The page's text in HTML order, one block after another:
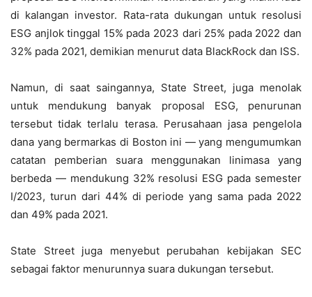
di kalangan investor. Rata-rata dukungan untuk resolusi
ESG anjlok tinggal 15% pada 2023 dari 25% pada 2022 dan
32% pada 2021, demikian menurut data BlackRock dan ISS.
Namun, di saat saingannya, State Street, juga menolak
untuk mendukung banyak proposal ESG, penurunan
tersebut tidak terlalu terasa. Perusahaan jasa pengelola
dana yang bermarkas di Boston ini — yang mengumumkan
catatan pemberian suara menggunakan linimasa yang
berbeda — mendukung 32% resolusi ESG pada semester
I/2023, turun dari 44% di periode yang sama pada 2022
dan 49% pada 2021.
State Street juga menyebut perubahan kebijakan SEC
sebagai faktor menurunnya suara dukungan tersebut.